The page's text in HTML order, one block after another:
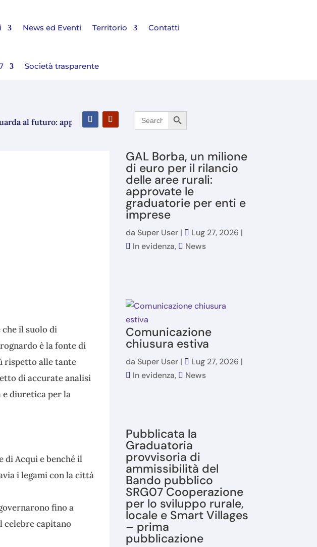
News ed Eventi Territorio Contatti
Società trasparente
al futuro: approvato il Bilancio 2025 e rinnovato il Consiglio di Amministrazione
Search
for:
Search Button
il suolo di
è la fonte di
rispetto alle tante
di accurate analisi
e diuretica per la
di Acqui e benché il
i legami con la città
fino a
celebre capitano
GAL Borba, un milione
di euro per il rilancio
delle aree rurali:
approvate le
graduatorie per enti e
imprese
da Super User| Lug 27, 2026 |
In evidenza, News
Comunicazione
chiusura estiva
da Super User| Lug 27, 2026 |
In evidenza, News
Pubblicata la
Graduatoria
provvisoria di
ammissibilità del
Bando pubblico
SRG07 Cooperazione
per lo sviluppo rurale,
locale e Smart Villages
– prima
pubblicazione